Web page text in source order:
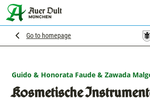
Go to homepage
Guido & Honorata Faude & Zawada
Kosmetische